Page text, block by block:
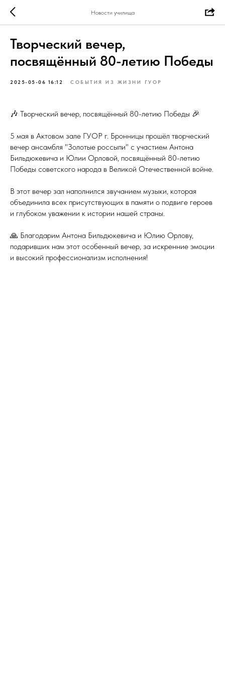
Новости училища
Творческий вечер,
посвящённый 80-летию Победы
2025-05-06 16:12 СОБЫТИЯ ИЗ ЖИЗНИ ГУОР
🎶 Творческий вечер, посвящённый 80-летию Победы 🎉
5 мая в Актовом зале ГУОР г. Бронницы прошёл творческий
вечер ансамбля "Золотые россыпи" с участием Антона
Бильдюкевича и Юлии Орловой, посвящённый 80-летию
Победы советского народа в Великой Отечественной войне.
В этот вечер зал наполнился звучанием музыки, которая
объединила всех присутствующих в памяти о подвиге героев
и глубоком уважении к истории нашей страны.
🙏 Благодарим Антона Бильдюкевича и Юлию Орлову,
подаривших нам этот особенный вечер, за искренние эмоции
и высокий профессионализм исполнения!